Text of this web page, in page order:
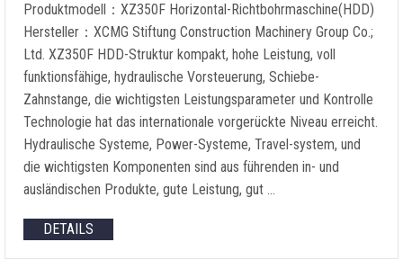
Produktmodell：XZ350F Horizontal-Richtbohrmaschine(HDD)
Hersteller：XCMG Stiftung Construction Machinery Group Co.;
Ltd. XZ350F HDD-Struktur kompakt, hohe Leistung, voll
funktionsfähige, hydraulische Vorsteuerung, Schiebe-
Zahnstange, die wichtigsten Leistungsparameter und Kontrolle
Technologie hat das internationale vorgerückte Niveau erreicht.
Hydraulische Systeme, Power-Systeme, Travel-system, und
die wichtigsten Komponenten sind aus führenden in- und
ausländischen Produkte, gute Leistung, gut …
DETAILS